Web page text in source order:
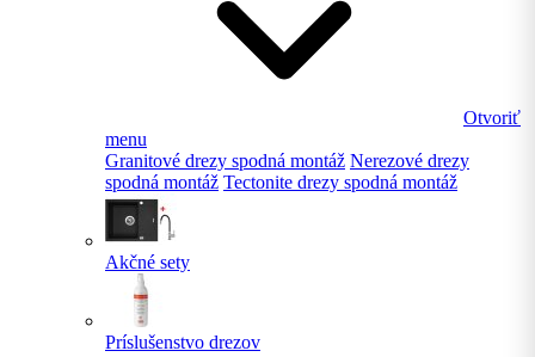
Otvoriť
menu
Granitové drezy spodná montáž Nerezové drezy
spodná montáž Tectonite drezy spodná montáž
Akčné sety
Príslušenstvo drezov